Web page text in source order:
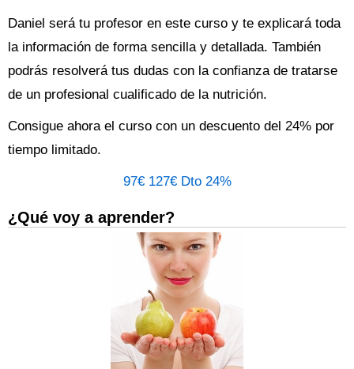
Daniel será tu profesor en este curso y te explicará toda
la información de forma sencilla y detallada. También
podrás resolverá tus dudas con la confianza de tratarse
de un profesional cualificado de la nutrición.
Consigue ahora el curso con un descuento del 24% por
tiempo limitado.
97€ 127€Dto 24%
¿Qué voy a aprender?